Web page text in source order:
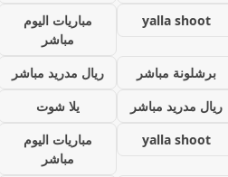
yalla shoot
مباريات اليوم
مباشر
برشلونة مباشر
ريال مدريد مباشر
ريال مدريد مباشر
يلا شوت
yalla shoot
مباريات اليوم
مباشر